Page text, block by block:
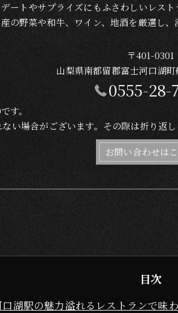
ートやサプライズにもふさわしいレス
の野菜や和牛、ワイン、地酒を厳選し
〒401-0301
山梨県南都留郡富士河口湖町
0555-28-
す。
い場合がございます。その際は折り返
お問い合わせは
目次
口湖駅の魅力溢れるレストランで味